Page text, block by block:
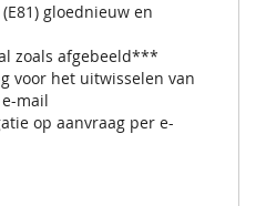
gloednieuw en
zoals afgebeeld***
voor het uitwisselen van
mail
op aanvraag per e-